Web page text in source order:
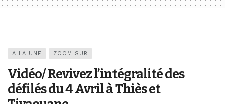
A LA UNE ZOOM SUR
Vidéo/ Revivez l’intégralité des
défilés du 4 Avril à Thiès et